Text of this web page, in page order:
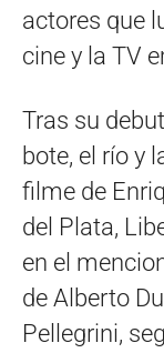
actores que
cine y la TV
Tras su
bote, el río y
filme de
del Plata,
en el
de Alberto
Pellegrini,